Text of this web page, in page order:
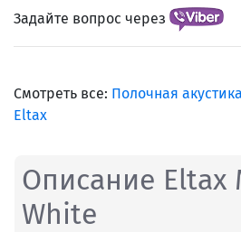
Задайте вопрос через
Смотреть все: Полочная акустика
Eltax
Описание Eltax
White